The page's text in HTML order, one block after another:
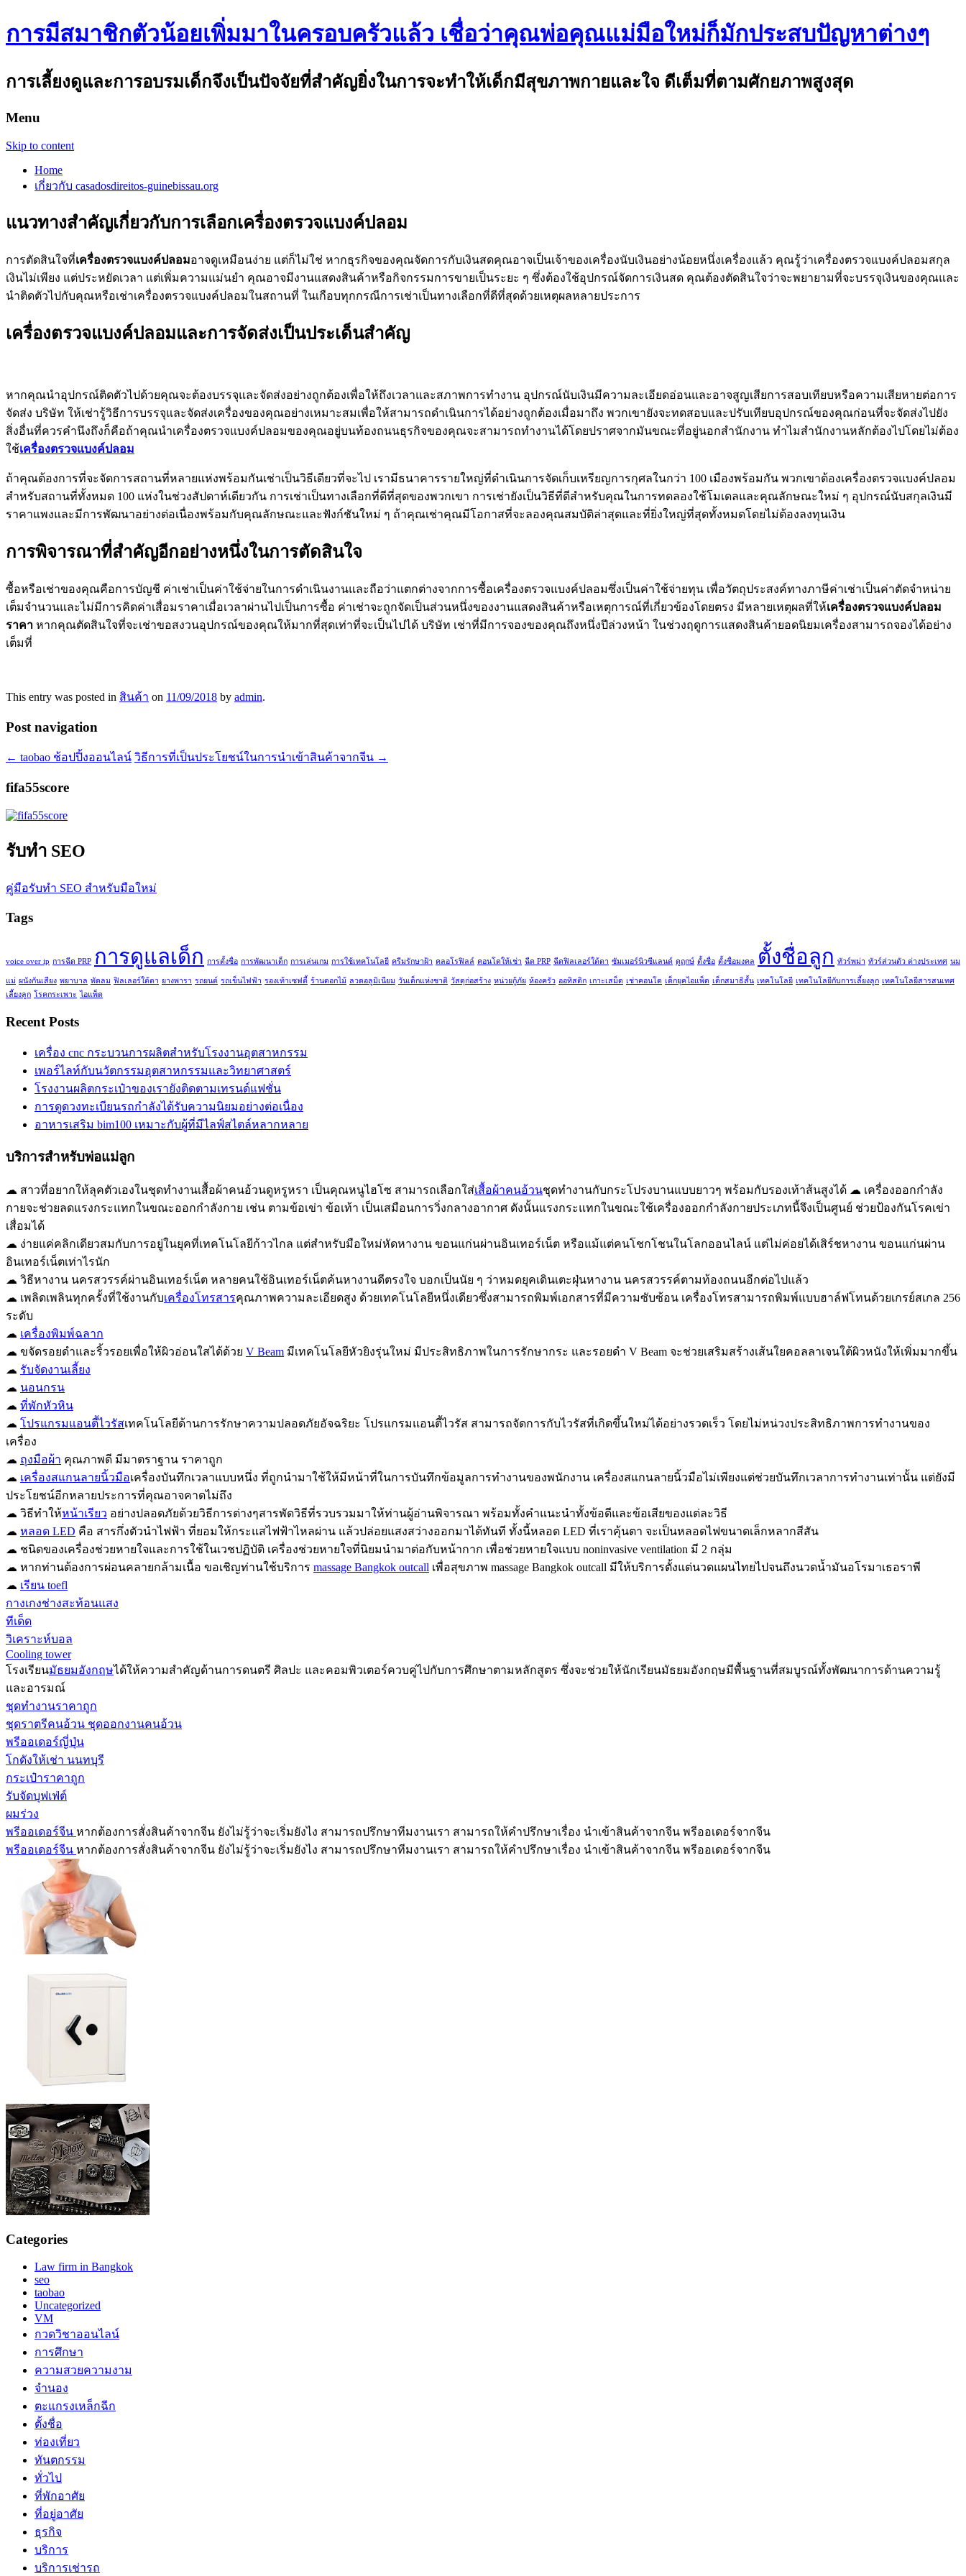
การมีสมาชิกตัวน้อยเพิ่มมาในครอบครัวแล้ว เชื่อว่าคุณพ่อคุณแม่มือใหม่ก็มักประสบปัญหาต่างๆ
การเลี้ยงดูและการอบรมเด็กจึงเป็นปัจจัยที่สำคัญยิ่งในการจะทำให้เด็กมีสุขภาพกายและใจ ดีเต็มที่ตามศักยภาพสูงสุด
Menu
Skip to content
Home
เกี่ยวกับ casadosdireitos-guinebissau.org
แนวทางสำคัญเกี่ยวกับการเลือกเครื่องตรวจแบงค์ปลอม
การตัดสินใจที่เครื่องตรวจแบงค์ปลอมอาจดูเหมือนง่าย แต่ก็ไม่ใช่ หากธุรกิจของคุณจัดการกับเงินสดคุณอาจเป็นเจ้าของเครื่องนับเงินอย่างน้อยหนึ่งเครื่องแล้ว คุณรู้ว่าเครื่องตรวจแบงค์ปลอมสกุล
เงินไม่เพียง แต่ประหยัดเวลา แต่เพิ่มความแม่นยำ คุณอาจมีงานแสดงสินค้าหรือกิจกรรมการขายเป็นระยะ ๆ ซึ่งต้องใช้อุปกรณ์จัดการเงินสด คุณต้องตัดสินใจว่าจะพยายามที่จะบรรจุเงินของคุณและ
นำติดตัวไปกับคุณหรือเช่าเครื่องตรวจแบงค์ปลอมในสถานที่ ในเกือบทุกกรณีการเช่าเป็นทางเลือกที่ดีที่สุดด้วยเหตุผลหลายประการ
เครื่องตรวจแบงค์ปลอมและการจัดส่งเป็นประเด็นสำคัญ
หากคุณนำอุปกรณ์ติดตัวไปด้วยคุณจะต้องบรรจุและจัดส่งอย่างถูกต้องเพื่อให้ถึงเวลาและสภาพการทำงาน อุปกรณ์นับเงินมีความละเอียดอ่อนและอาจสูญเสียการสอบเทียบหรือความเสียหายต่อการ
จัดส่ง บริษัท ให้เช่ารู้วิธีการบรรจุและจัดส่งเครื่องของคุณอย่างเหมาะสมเพื่อให้สามารถดำเนินการได้อย่างถูกต้องเมื่อมาถึง พวกเขายังจะทดสอบและปรับเทียบอุปกรณ์ของคุณก่อนที่จะจัดส่งไปยัง
สิ่งอื่นที่ควรคำนึงถึงก็คือถ้าคุณนำเครื่องตรวจแบงค์ปลอมของคุณอยู่บนท้องถนนธุรกิจของคุณจะสามารถทำงานได้โดยปราศจากมันขณะที่อยู่นอกสำนักงาน ทำไมสำนักงานหลักต้องไปโดยไม่ต้อง
ใช้เครื่องตรวจแบงค์ปลอม
ถ้าคุณต้องการที่จะจัดการสถานที่หลายแห่งพร้อมกันเช่าเป็นวิธีเดียวที่จะไป เรามีธนาคารรายใหญ่ที่ดำเนินการจัดเก็บเหรียญการกุศลในกว่า 100 เมืองพร้อมกัน พวกเขาต้องเครื่องตรวจแบงค์ปลอม
สำหรับสถานที่ทั้งหมด 100 แห่งในช่วงสัปดาห์เดียวกัน การเช่าเป็นทางเลือกที่ดีที่สุดของพวกเขา การเช่ายังเป็นวิธีที่ดีสำหรับคุณในการทดลองใช้โมเดลและคุณลักษณะใหม่ ๆ อุปกรณ์นับสกุลเงินมี
ราคาแพงและมีการพัฒนาอย่างต่อเนื่องพร้อมกับคุณลักษณะและฟังก์ชันใหม่ ๆ ถ้าคุณเช่าคุณมีโอกาสที่จะลองคุณสมบัติล่าสุดและที่ยิ่งใหญ่ที่สุดทั้งหมดโดยไม่ต้องลงทุนเงิน
การพิจารณาที่สำคัญอีกอย่างหนึ่งในการตัดสินใจ
ซื้อหรือเช่าของคุณคือการบัญชี ค่าเช่าเป็นค่าใช้จ่ายในการดำเนินงานและถือว่าแตกต่างจากการซื้อเครื่องตรวจแบงค์ปลอมซึ่งเป็นค่าใช้จ่ายทุน เพื่อวัตถุประสงค์ทางภาษีค่าเช่าเป็นค่าตัดจำหน่าย
เต็มจำนวนและไม่มีการคิดค่าเสื่อมราคาเมื่อเวลาผ่านไปเป็นการซื้อ ค่าเช่าจะถูกจัดเป็นส่วนหนึ่งของงานแสดงสินค้าหรือเหตุการณ์ที่เกี่ยวข้องโดยตรง มีหลายเหตุผลที่ให้เครื่องตรวจแบงค์ปลอม
ราคา หากคุณตัดสินใจที่จะเช่าขอสงวนอุปกรณ์ของคุณให้มากที่สุดเท่าที่จะเป็นไปได้ บริษัท เช่าที่มีการจองของคุณถึงหนึ่งปีล่วงหน้า ในช่วงฤดูการแสดงสินค้ายอดนิยมเครื่องสามารถจองได้อย่าง
เต็มที่
This entry was posted in สินค้า on 11/09/2018 by admin.
Post navigation
← taobao ช้อปปิ้งออนไลน์ วิธีการที่เป็นประโยชน์ในการนำเข้าสินค้าจากจีน →
fifa55score
รับทำ SEO
คู่มือรับทำ SEO สำหรับมือใหม่
Tags
voice over ip การฉีด PRP การดูแลเด็ก การตั้งชื่อ การพัฒนาเด็ก การเล่นเกม การใช้เทคโนโลยี ครีมรักษาฝ้า คลอโรฟิลล์ คอนโดให้เช่า ฉีด PRP ฉีดฟิลเลอร์ใต้ตา ซัมเมอร์นิวซีแลนด์ ดูฤกษ์ ตั้งชื่อ ตั้งชื่อมงคล ตั้งชื่อลูก ทัวร์พม่า ทัวร์ส่วนตัว ต่างประเทศ นม
แม่ ผนังกันเสียง พยาบาล พัดลม ฟิลเลอร์ใต้ตา ยางพารา รถยนต์ รถเข็นไฟฟ้า รองเท้าเซฟตี้ ร้านดอกไม้ ลวดอลูมิเนียม วันเด็กแห่งชาติ วัสดุก่อสร้าง หน่วยกู้ภัย ห้องครัว ออทิสติก เกาะเสม็ด เช่าคอนโด เด็กยุคไอแพ็ด เด็กสมาธิสั้น เทคโนโลยี เทคโนโลยีกับการเลี้ยงลูก เทคโนโลยีสารสนเทศ
เลี้ยงลูก โรคกระเพาะ ไอแพ็ด
Recent Posts
เครื่อง cnc กระบวนการผลิตสำหรับโรงงานอุตสาหกรรม
เพอร์ไลท์กับนวัตกรรมอุตสาหกรรมและวิทยาศาสตร์
โรงงานผลิตกระเป๋าของเรายังติดตามเทรนด์แฟชั่น
การดูดวงทะเบียนรถกำลังได้รับความนิยมอย่างต่อเนื่อง
อาหารเสริม bim100 เหมาะกับผู้ที่มีไลฟ์สไตล์หลากหลาย
บริการสำหรับพ่อแม่ลูก
☁ สาวที่อยากให้ลุคตัวเองในชุดทำงานเสื้อผ้าคนอ้วนดูหรูหรา เป็นคุณหนูไฮโซ สามารถเลือกใส่เสื้อผ้าคนอ้วนชุดทำงานกับกระโปรงบานแบบยาวๆ พร้อมกับรองเท้าส้นสูงได้ ☁ เครื่องออกกำลัง
กายจะช่วยลดแรงกระแทกในขณะออกกำลังกาย เช่น ตามข้อเข่า ข้อเท้า เป็นเสมือนการวิ่งกลางอากาศ ดังนั้นแรงกระแทกในขณะใช้เครื่องออกกำลังกายประเภทนี้จึงเป็นศูนย์ ช่วยป้องกันโรคเข่า
เสื่อมได้
☁ ง่ายแค่คลิกเดียวสมกับการอยู่ในยุคที่เทคโนโลยีก้าวไกล แต่สำหรับมือใหม่หัดหางาน ขอนแก่นผ่านอินเทอร์เน็ต หรือแม้แต่คนโชกโชนในโลกออนไลน์ แต่ไม่ค่อยได้เสิร์ชหางาน ขอนแก่นผ่าน
อินเทอร์เน็ตเท่าไรนัก
☁ วิธีหางาน นครสวรรค์ผ่านอินเทอร์เน็ต หลายคนใช้อินเทอร์เน็ตค้นหางานดีตรงใจ บอกเป็นนัย ๆ ว่าหมดยุคเดินเตะฝุ่นหางาน นครสวรรค์ตามท้องถนนอีกต่อไปแล้ว
☁ เพลิดเพลินทุกครั้งที่ใช้งานกับเครื่องโทรสารคุณภาพความละเอียดสูง ด้วยเทคโนโลยีหนึ่งเดียวซึ่งสามารถพิมพ์เอกสารที่มีความซับซ้อน เครื่องโทรสามารถพิมพ์แบบฮาล์ฟโทนด้วยเกรย์สเกล 256
ระดับ
☁ เครื่องพิมพ์ฉลาก
☁ ขจัดรอยดำและริ้วรอยเพื่อให้ผิวอ่อนใสได้ด้วย V Beam มีเทคโนโลยีหัวยิงรุ่นใหม่ มีประสิทธิภาพในการรักษากระ และรอยดำ V Beam จะช่วยเสริมสร้างเส้นใยคอลลาเจนใต้ผิวหนังให้เพิ่มมากขึ้น
☁ รับจัดงานเลี้ยง
☁ นอนกรน
☁ ที่พักหัวหิน
☁ โปรแกรมแอนตี้ไวรัสเทคโนโลยีด้านการรักษาความปลอดภัยอัจฉริยะ โปรแกรมแอนตี้ไวรัส สามารถจัดการกับไวรัสที่เกิดขึ้นใหม่ได้อย่างรวดเร็ว โดยไม่หน่วงประสิทธิภาพการทำงานของ
เครื่อง
☁ ถุงมือผ้า คุณภาพดี มีมาตราฐาน ราคาถูก
☁ เครื่องสแกนลายนิ้วมือเครื่องบันทึกเวลาแบบหนึ่ง ที่ถูกนำมาใช้ให้มีหน้าที่ในการบันทึกข้อมูลการทำงานของพนักงาน เครื่องสแกนลายนิ้วมือไม่เพียงแต่ช่วยบันทึกเวลาการทำงานเท่านั้น แต่ยังมี
ประโยชน์อีกหลายประการที่คุณอาจคาดไม่ถึง
☁ วิธีทำให้หน้าเรียว อย่างปลอดภัยด้วยวิธีการต่างๆสารพัดวิธีที่รวบรวมมาให้ท่านผู้อ่านพิจารณา พร้อมทั้งคำแนะนำทั้งข้อดีและข้อเสียของแต่ละวิธี
☁ หลอด LED คือ สารกึ่งตัวนำไฟฟ้า ที่ยอมให้กระแสไฟฟ้าไหลผ่าน แล้วปล่อยแสงสว่างออกมาได้ทันที ทั้งนี้หลอด LED ที่เราคุ้นตา จะเป็นหลอดไฟขนาดเล็กหลากสีสัน
☁ ชนิดของเครื่องช่วยหายใจและการใช้ในเวชปฏิบัติ เครื่องช่วยหายใจที่นิยมนำมาต่อกับหน้ากาก เพื่อช่วยหายใจแบบ noninvasive ventilation มี 2 กลุ่ม
☁ หากท่านต้องการผ่อนคลายกล้ามเนื้อ ขอเชิญท่านใช้บริการ massage Bangkok outcall เพื่อสุขภาพ massage Bangkok outcall มีให้บริการตั้งแต่นวดแผนไทยไปจนถึงนวดน้ำมันอโรมาเธอราพี
☁ เรียน toefl
กางเกงช่างสะท้อนแสง
ทีเด็ด
วิเคราะห์บอล
Cooling tower
โรงเรียนมัธยมอังกฤษได้ให้ความสำคัญด้านการดนตรี ศิลปะ และคอมพิวเตอร์ควบคู่ไปกับการศึกษาตามหลักสูตร ซึ่งจะช่วยให้นักเรียนมัธยมอังกฤษมีพื้นฐานที่สมบูรณ์ทั้งพัฒนาการด้านความรู้
และอารมณ์
ชุดทำงานราคาถูก
ชุดราตรีคนอ้วน ชุดออกงานคนอ้วน
พรีออเดอร์ญี่ปุ่น
โกดังให้เช่า นนทบุรี
กระเป๋าราคาถูก
รับจัดบุฟเฟ่ต์
ผมร่วง
พรีออเดอร์จีน หากต้องการสั่งสินค้าจากจีน ยังไม่รู้ว่าจะเริ่มยังไง สามารถปรึกษาทีมงานเรา สามารถให้คำปรึกษาเรื่อง นำเข้าสินค้าจากจีน พรีออเดอร์จากจีน
พรีออเดอร์จีน หากต้องการสั่งสินค้าจากจีน ยังไม่รู้ว่าจะเริ่มยังไง สามารถปรึกษาทีมงานเรา สามารถให้คำปรึกษาเรื่อง นำเข้าสินค้าจากจีน พรีออเดอร์จากจีน
Categories
Law firm in Bangkok
seo
taobao
Uncategorized
VM
กวดวิชาออนไลน์
การศึกษา
ความสวยความงาม
จำนอง
ตะแกรงเหล็กฉีก
ตั้งชื่อ
ท่องเที่ยว
ทันตกรรม
ทั่วไป
ที่พักอาศัย
ที่อยู่อาศัย
ธุรกิจ
บริการ
บริการเช่ารถ